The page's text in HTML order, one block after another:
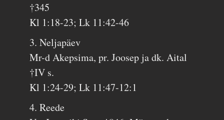
†345
Kl 1:18-23; Lk 11:42-46
3. Neljapäev
Mr-d Akepsima, pr. Joosep ja dk. Aital
†IV s.
Kl 1:24-29; Lk 11:47-12:1
4. Reede